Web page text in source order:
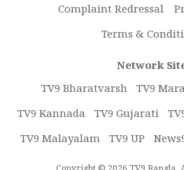
Complaint Redressal
Terms &
Network
TV9 Bharatvarsh TV9
TV9 Kannada TV9 Gujarati
TV9 Malayalam TV9 UP